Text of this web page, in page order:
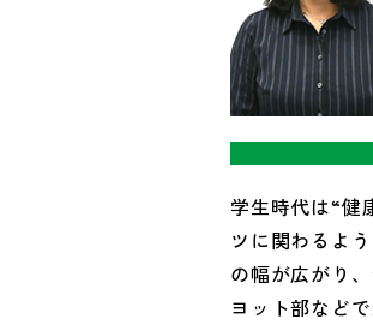
学生時代は“健
ツに関わるよ
の幅が広がり
ヨット部など